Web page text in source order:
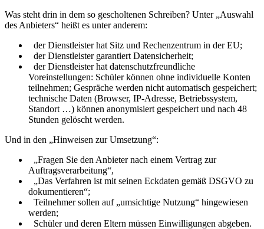
Was steht drin in dem so gescholtenen Schreiben? Unter „Auswahl
des Anbieters“ heißt es unter anderem:
der Dienstleister hat Sitz und Rechenzentrum in der EU;
der Dienstleister garantiert Datensicherheit;
der Dienstleister hat datenschutzfreundliche
Voreinstellungen: Schüler können ohne individuelle Konten
teilnehmen; Gespräche werden nicht automatisch gespeichert;
technische Daten (Browser, IP-Adresse, Betriebssystem,
Standort …) können anonymisiert gespeichert und nach 48
Stunden gelöscht werden.
Und in den „Hinweisen zur Umsetzung“:
„Fragen Sie den Anbieter nach einem Vertrag zur
Auftragsverarbeitung“,
„Das Verfahren ist mit seinen Eckdaten gemäß DSGVO zu
dokumentieren“;
Teilnehmer sollen auf „umsichtige Nutzung“ hingewiesen
werden;
Schüler und deren Eltern müssen Einwilligungen abgeben.